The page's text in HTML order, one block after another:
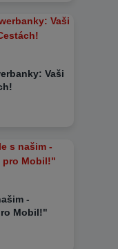
Vaši
-
Mobil!"